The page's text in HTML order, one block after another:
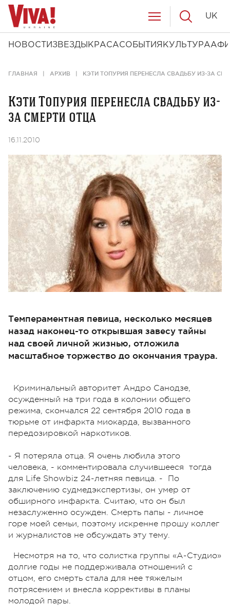
НОВОСТИ ЗВЕЗДЫ КРАСАСОБЫТИЯ КУЛЬТУРА
UK
ГЛАВНАЯ АРХИВ КЭТИ ТОПУРИЯ ПЕРЕНЕСЛА СВАДЬБУ ИЗ-ЗА
Кэти Топурия перенесла свадьбу из-
за смерти отца
16.11.2010
Темпераментная певица, несколько месяцев
назад наконец-то открывшая завесу тайны
над своей личной жизнью, отложила
масштабное торжество до окончания траура.
Криминальный авторитет Андро Санодзе,
осужденный на три года в колонии общего
режима, скончался 22 сентября 2010 года в
тюрьме от инфаркта миокарда, вызванного
передозировкой наркотиков.
- Я потеряла отца. Я очень любила этого
человека, - комментировала случившееся тогда
для Life Showbiz 24-летняя певица. - По
заключению судмедэкспертизы, он умер от
обширного инфаркта. Считаю, что он был
незаслуженно осужден. Смерть папы - личное
горе моей семьи, поэтому искренне прошу коллег
и журналистов не обсуждать эту тему.
Несмотря на то, что солистка группы «А-Студио»
долгие годы не поддерживала отношений с
отцом, его смерть стала для нее тяжелым
потрясением и внесла коррективы в планы
молодой пары.